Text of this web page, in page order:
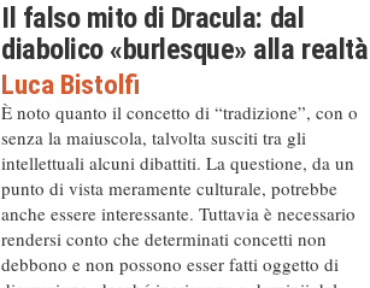
Il falso mito di Dracula: dal
diabolico «burlesque» alla realtà
Luca Bistolfi
È noto quanto il concetto di “tradizione”, con o
senza la maiuscola, talvolta susciti tra gli
intellettuali alcuni dibattiti. La questione, da un
punto di vista meramente culturale, potrebbe
anche essere interessante. Tuttavia è necessario
rendersi conto che determinati concetti non
debbono e non possono esser fatti oggetto di